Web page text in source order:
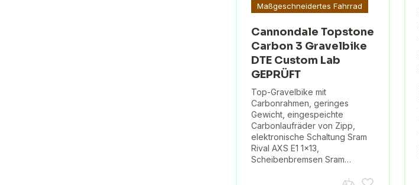
Maßgeschneidertes Fahrrad
Cannondale Topstone
Carbon 3 Gravelbike
DTE Custom Lab
GEPRÜFT
Top-Gravelbike mit
Carbonrahmen, geringes
Gewicht, eingespeichte
Carbonlaufräder von Zipp,
elektronische Schaltung Sram
Rival AXS E1 1x13,
Scheibenbremsen Sram…